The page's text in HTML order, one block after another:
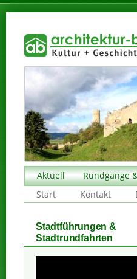
Aktuell Rundgänge
Start
Kontakt
Stadtführungen &
Stadtrundfahrten